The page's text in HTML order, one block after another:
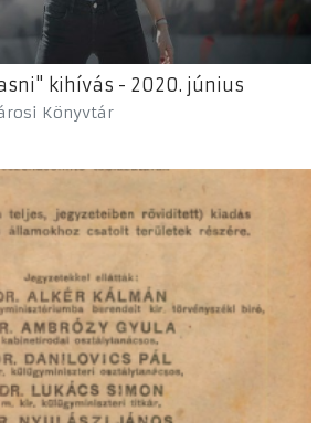
kihívás - 2020. június
Könyvtár